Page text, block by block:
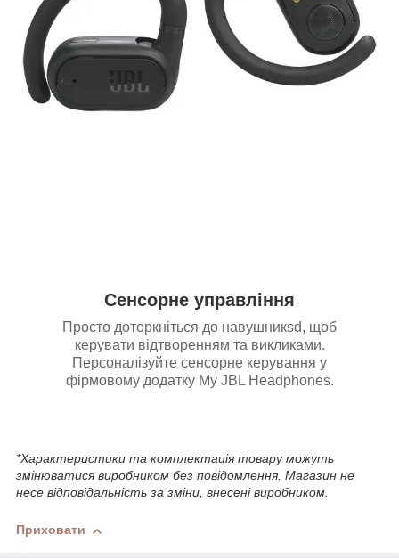
Сенсорне управління
Просто доторкніться до навушникsd, щоб
керувати відтворенням та викликами.
Персоналізуйте сенсорне керування у
фірмовому додатку My JBL Headphones.
*Характеристики та комплектація товару можуть
змінюватися виробником без повідомлення. Магазин не
несе відповідальність за зміни, внесені виробником.
Приховати